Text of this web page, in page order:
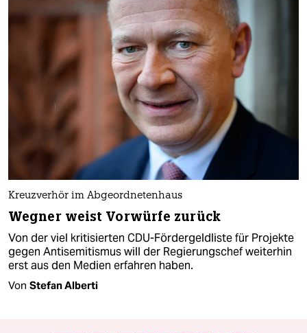
Kreuzverhör im Abgeordnetenhaus
Wegner weist Vorwürfe zurück
Von der viel kritisierten CDU-Fördergeldliste für Projekte
gegen Antisemitismus will der Regierungschef weiterhin
erst aus den Medien erfahren haben.
Von Stefan Alberti